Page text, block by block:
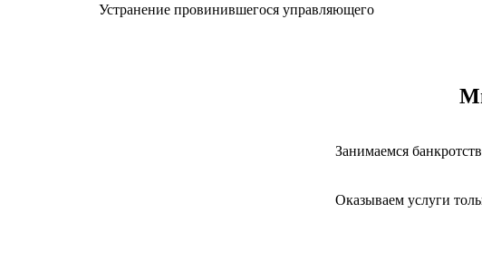
Устранение провинившегося управляющего
Занимаемся
Оказываем услуги